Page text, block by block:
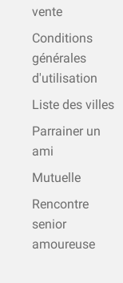
vente
Conditions
générales
d'utilisation
Liste des villes
Parrainer un
ami
Mutuelle
Rencontre
senior
amoureuse